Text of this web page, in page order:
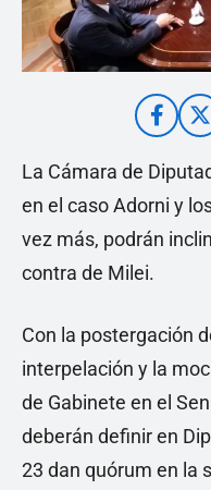
La Cámara de
en el caso Adorni y
vez más, podrán
contra de Milei.
Con la postergación
interpelación y la
de Gabinete en el
deberán definir en
23 dan quórum en la